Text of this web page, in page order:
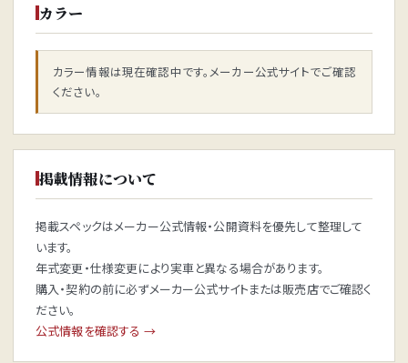
カラー
カラー情報は現在確認中です。メーカー公式サイトでご確認
ください。
掲載情報について
掲載スペックはメーカー公式情報・公開資料を優先して整理して
います。
年式変更・仕様変更により実車と異なる場合があります。
購入・契約の前に必ずメーカー公式サイトまたは販売店でご確認く
ださい。
公式情報を確認する →